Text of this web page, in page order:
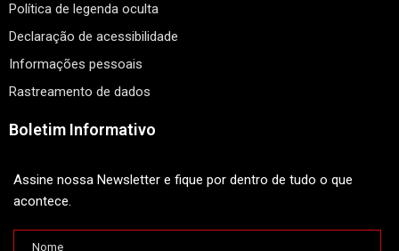
Política de legenda oculta
Declaração de acessibilidade
Informações pessoais
Rastreamento de dados
Boletim Informativo
Assine nossa Newsletter e fique por dentro de tudo o que
acontece.